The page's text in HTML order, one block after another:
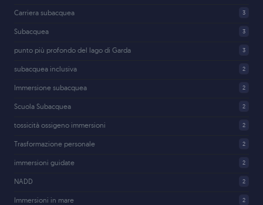
Carriera subacquea 3
Subacquea 3
punto più profondo del lago di Garda 3
subacquea inclusiva 2
Immersione subacquea 2
Scuola Subacquea 2
tossicità ossigeno immersioni 2
Trasformazione personale 2
immersioni guidate 2
NADD 2
Immersioni in mare 2